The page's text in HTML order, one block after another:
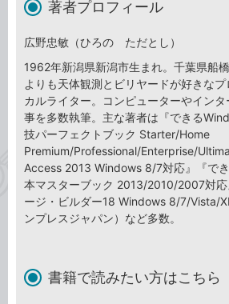
著者プロフィール
広野忠敏（ひろの ただとし）
1962年新潟県新潟市生まれ。千葉県船
よりも天体観測とビリヤードが好きな
カルライター。コンピューターやイン
事を多数執筆。主な著者は『できる
技パーフェクトブック Starter/Home
Premium/Professional/Enterprise/
Access 2013 Windows 8/7対応』『で
本マスターブック 2013/2010/2007対
ージ・ビルダー18 Windows 8/7/Vista/
ンプレスジャパン）など多数。
書籍で読みたい方はこちら